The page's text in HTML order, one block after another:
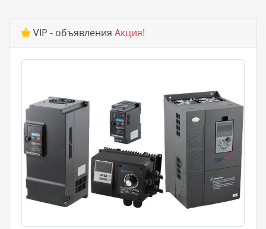
VIP - объявления Акция!